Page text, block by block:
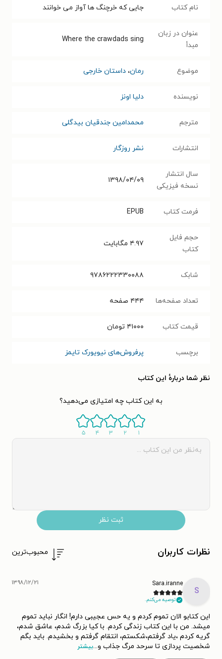
نام کتاب جایی که خرچنگ ها آواز می خوانند
عنوان در زبان
مبدأ
Where the crawdads sing
موضوع رمان، داستان خارجی
نویسنده دلیا اونز
مترجم محمدامین جندقیان بیدگلی
انتشارات نشر روزگار
سال انتشار
نسخه فیزیکی
۱۳۹۸/۰۴/۰۹
فرمت کتاب EPUB
حجم فایل
کتاب
۴.۹۷ مگابایت
شابک ۹۷۸۶۲۲۲۳۳۰۰۸۸
تعداد صفحه‌ها ۴۴۴ صفحه
قیمت کتاب ۴۱۰۰۰ تومان
برچسب پرفروش‌های نیویورک تایمز
نظر شما دربارهٔ این کتاب
به این کتاب چه امتیازی می‌دهید؟
۱ ۲ ۳ ۴ ۵
ثبت نظر
نظرات کاربران محبوب‌ترین
S
Sara.iranne
توصیه می‌کنم.
۱۳۹۸/۱۲/۲۱
این کتابو الان تموم کردم و یه حس عجیبی دارم! انگار نباید تموم
میشد. من با این کتاب زندگی کردم. با کیا بزرگ شدم، عاشق شدم،
گریه کردم ،یاد گرفتم،شکستم، انتقام گرفتم و بخشیدم. باید بگم
شخصیت پردازی تا سرحد مرگ جذاب و...بیشتر